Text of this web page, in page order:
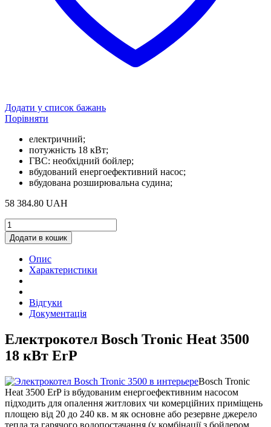
Додати у список бажань
Порівняти
електричний;
потужність 18 кВт;
ГВС: необхідний бойлер;
вбудований енергоефективний насос;
вбудована розширювальна судина;
58 384.80 UAH
Котел
електричний
Bosch
Tronic
Heat
3500
кВт
quantity
Додати в кошик
Опис
Характеристики
Відгуки
Документація
Електрокотел Bosch Tronic Heat 3500
18 кВт ErP
Bosch Tronic
Heat 3500 ErP із вбудованим енергоефективним насосом
підходить для опалення житлових чи комерційних приміщень
площею від 20 до 240 кв. м як основне або резервне джерело
тепла та гарячого водопостачання (у комбінації з бойлером